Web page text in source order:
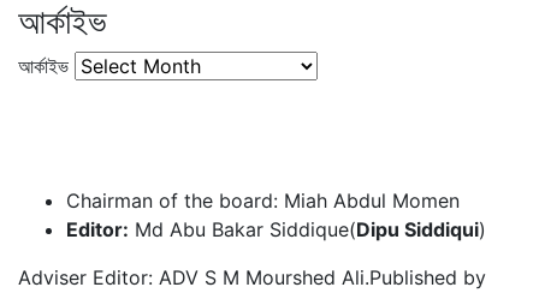
আর্কাইভ
আর্কাইভ
Chairman of the board: Miah Abdul Momen
Editor: Md Abu Bakar Siddique(Dipu Siddiqui)
Adviser Editor: ADV S M Mourshed Ali.Published by